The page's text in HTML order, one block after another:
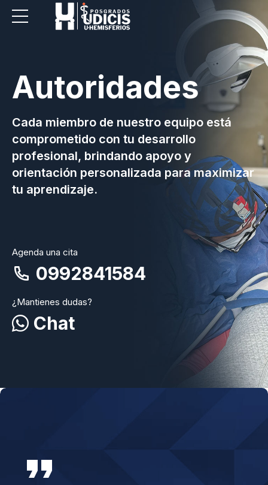
Autoridades
Cada miembro de nuestro equipo está
comprometido con tu desarrollo
profesional, brindando apoyo y
orientación personalizada para maximizar
tu aprendizaje.
Agenda una cita
0992841584
¿Mantienes dudas?
Chat